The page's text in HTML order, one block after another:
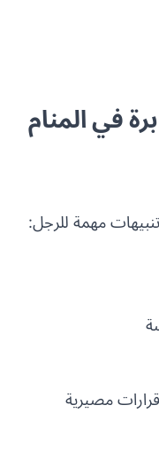
في المنام
تنبيهات مهمة للرجل:
مصيرية